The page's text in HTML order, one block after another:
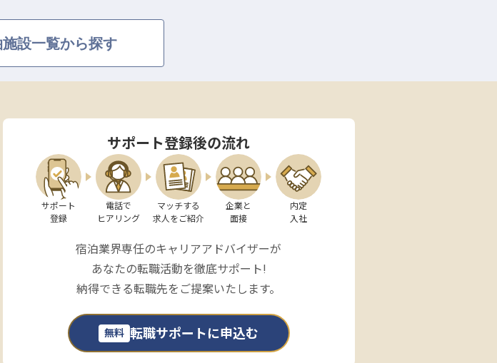
設一覧から探す
サポート登録後の流れ
サポート
登録
電話で
ヒアリング
マッチする
求人をご紹介
企業と
面接
内定
入社
宿泊業界専任のキャリアアドバイザーが
あなたの転職活動を徹底サポート!
納得できる転職先をご提案いたします。
無料 転職サポートに申込む